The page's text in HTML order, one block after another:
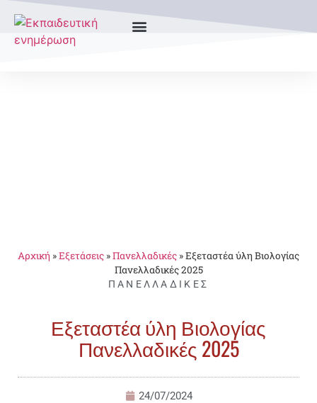
Αρχική »Εξετάσεις »Πανελλαδικές »Εξεταστέα ύλη Βιολογίας
Πανελλαδικές 2025
ΠΑΝΕΛΛΑΔΙΚΈΣ
Εξεταστέα ύλη Βιολογίας
Πανελλαδικές 2025
24/07/2024